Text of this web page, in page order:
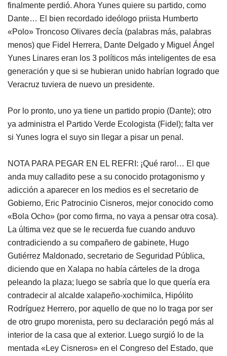
finalmente perdió. Ahora Yunes quiere su partido, como
Dante… El bien recordado ideólogo priista Humberto
«Polo» Troncoso Olivares decía (palabras más, palabras
menos) que Fidel Herrera, Dante Delgado y Miguel Ángel
Yunes Linares eran los 3 políticos más inteligentes de esa
generación y que si se hubieran unido habrían logrado que
Veracruz tuviera de nuevo un presidente.
Por lo pronto, uno ya tiene un partido propio (Dante); otro
ya administra el Partido Verde Ecologista (Fidel); falta ver
si Yunes logra el suyo sin llegar a pisar un penal.
NOTA PARA PEGAR EN EL REFRI: ¡Qué raro!… El que
anda muy calladito pese a su conocido protagonismo y
adicción a aparecer en los medios es el secretario de
Gobierno, Eric Patrocinio Cisneros, mejor conocido como
«Bola Ocho» (por como firma, no vaya a pensar otra cosa).
La última vez que se le recuerda fue cuando anduvo
contradiciendo a su compañero de gabinete, Hugo
Gutiérrez Maldonado, secretario de Seguridad Pública,
diciendo que en Xalapa no había cárteles de la droga
peleando la plaza; luego se sabría que lo que quería era
contradecir al alcalde xalapeño-xochimilca, Hipólito
Rodríguez Herrero, por aquello de que no lo traga por ser
de otro grupo morenista, pero su declaración pegó más al
interior de la casa que al exterior. Luego surgió lo de la
mentada «Ley Cisneros» en el Congreso del Estado, que